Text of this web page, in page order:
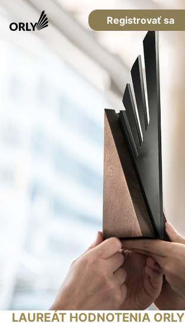
Registrovať sa
LAUREÁT HODNOTENIA ORLY